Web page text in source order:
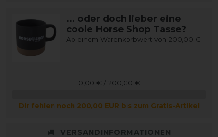
... oder doch lieber eine
coole Horse Shop Tasse?
Ab einem Warenkorbwert von 200,00 €
0,00 € / 200,00 €
Dir fehlen noch 200,00 EUR bis zum Gratis-Artikel
VERSANDINFORMATIONEN